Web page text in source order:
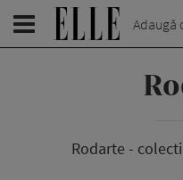
Adaugă
Rodarte -